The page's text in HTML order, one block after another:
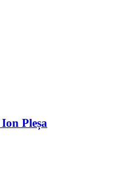
Pleșa